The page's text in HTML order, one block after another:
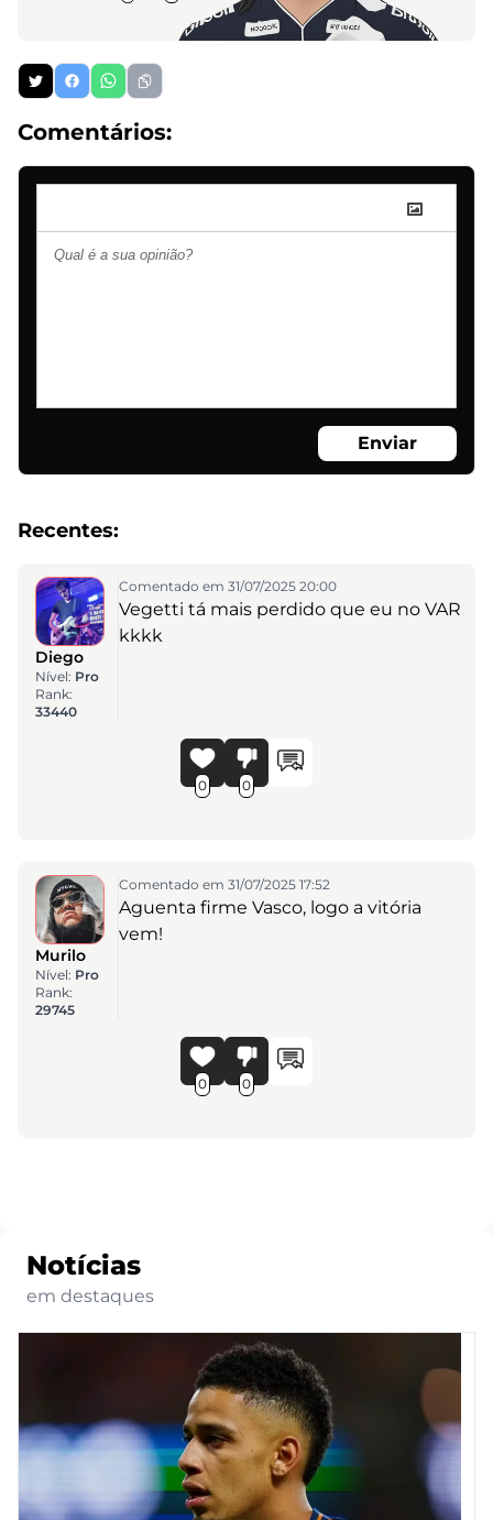
Comentários:
Enviar
Recentes:
Diego
Nível: Pro
Rank:
33440
Comentado em 31/07/2025 20:00
Vegetti tá mais perdido que eu no VAR
kkkk
0 0
Murilo
Nível: Pro
Rank:
29745
Comentado em 31/07/2025 17:52
Aguenta firme Vasco, logo a vitória
vem!
0 0
Notícias
em destaques